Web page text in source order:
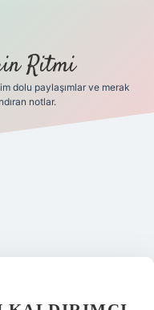
Ritmi
dolu paylaşımlar ve merak
notlar.